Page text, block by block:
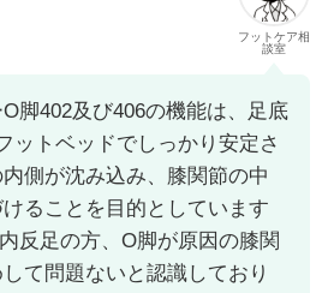
フットケア相
談室
脚402及び406の機能は、足底
ットベッドでしっかり安定さ
側が沈み込み、膝関節の中
ることを目的としています
反足の方、O脚が原因の膝関
て問題ないと認識しており